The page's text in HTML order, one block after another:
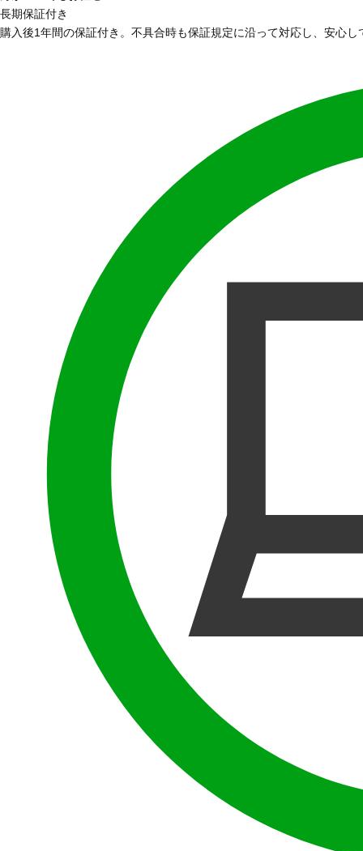
長期保証付き
購入後1年間の保証付き。不具合時も保証規定に沿って対応し、安心